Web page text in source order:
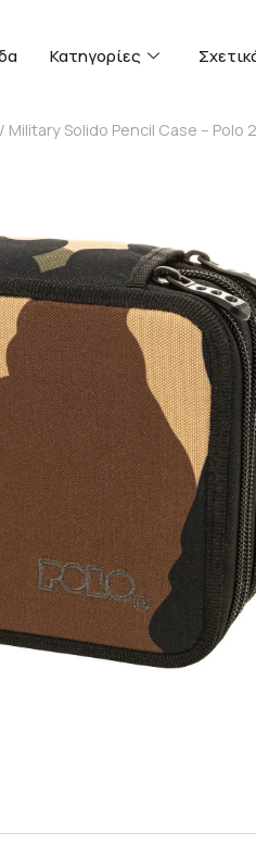
Κατηγορίες
/ Military Solido Pencil Case – Polo